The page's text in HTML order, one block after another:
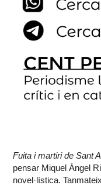
Fuita i martiri de Sant
pensar Miquel Àngel
novel·lística.